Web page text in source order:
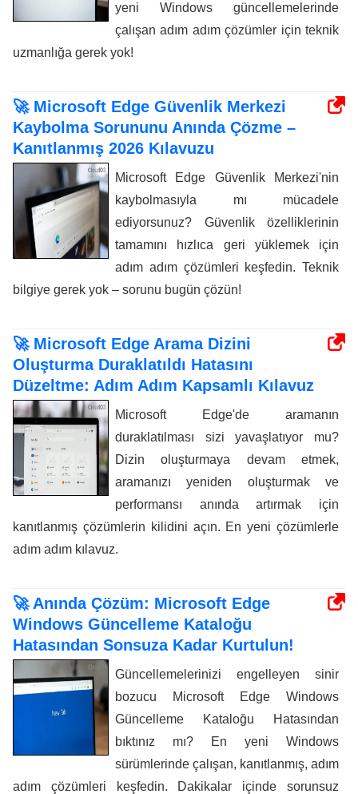
yeni Windows güncellemelerinde
çalışan adım adım çözümler için teknik
uzmanlığa gerek yok!
🚀 Microsoft Edge Güvenlik Merkezi
Kaybolma Sorununu Anında Çözme –
Kanıtlanmış 2026 Kılavuzu
Microsoft Edge Güvenlik Merkezi'nin
kaybolmasıyla mı mücadele
ediyorsunuz? Güvenlik özelliklerinin
tamamını hızlıca geri yüklemek için
adım adım çözümleri keşfedin. Teknik
bilgiye gerek yok – sorunu bugün çözün!
🚀 Microsoft Edge Arama Dizini
Oluşturma Duraklatıldı Hatasını
Düzeltme: Adım Adım Kapsamlı Kılavuz
Microsoft Edge'de aramanın
duraklatılması sizi yavaşlatıyor mu?
Dizin oluşturmaya devam etmek,
aramanızı yeniden oluşturmak ve
performansı anında artırmak için
kanıtlanmış çözümlerin kilidini açın. En yeni çözümlerle
adım adım kılavuz.
🚀 Anında Çözüm: Microsoft Edge
Windows Güncelleme Kataloğu
Hatasından Sonsuza Kadar Kurtulun!
Güncellemelerinizi engelleyen sinir
bozucu Microsoft Edge Windows
Güncelleme Kataloğu Hatasından
bıktınız mı? En yeni Windows
sürümlerinde çalışan, kanıtlanmış, adım
adım çözümleri keşfedin. Dakikalar içinde sorunsuz